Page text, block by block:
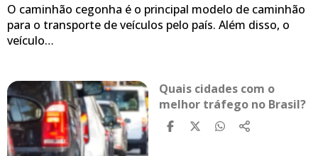
O caminhão cegonha é o principal modelo de caminhão
para o transporte de veículos pelo país. Além disso, o
veículo…
Quais cidades com o
melhor tráfego no Brasil?